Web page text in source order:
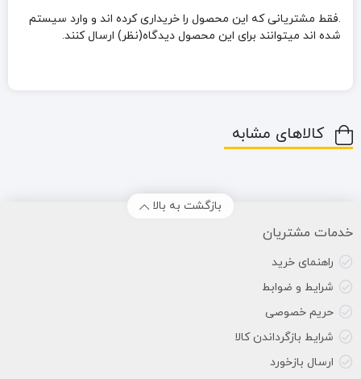
.فقط مشتریانی که این محصول را خریداری کرده اند و وارد سیستم
شده اند میتوانند برای این محصول دیدگاه(نظر) ارسال کنند.
کالاهای مشابه
بازگشت به بالا
خدمات مشتریان
راهنمای خرید
شرایط و ضوابط
حریم خصوصی
شرایط بازگرداندن کالا
ارسال بازخورد